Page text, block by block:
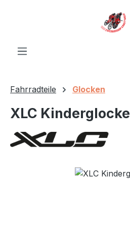
Fahrradteile Glocken
XLC Kinderglocke
Bildergalerie überspringen